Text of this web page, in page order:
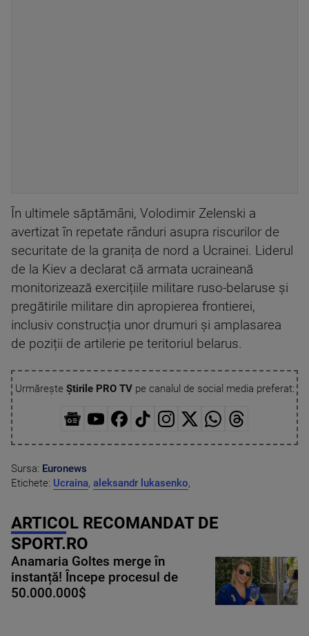
În ultimele săptămâni, Volodimir Zelenski a
avertizat în repetate rânduri asupra riscurilor de
securitate de la granița de nord a Ucrainei. Liderul
de la Kiev a declarat că armata ucraineană
monitorizează exercițiile militare ruso-belaruse și
pregătirile militare din apropierea frontierei,
inclusiv construcția unor drumuri și amplasarea
de poziții de artilerie pe teritoriul belarus.
Urmărește Știrile PRO TVpe canalul de social media preferat:
Sursa: Euronews
Etichete: Ucraina, aleksandr lukasenko,
ARTICOL RECOMANDAT DE
SPORT.RO
Anamaria Goltes merge în
instanță! Începe procesul de
50.000.000$